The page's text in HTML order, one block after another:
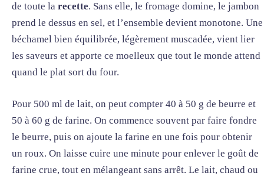
de toute la recette. Sans elle, le fromage domine, le jambon
prend le dessus en sel, et l’ensemble devient monotone. Une
béchamel bien équilibrée, légèrement muscadée, vient lier
les saveurs et apporte ce moelleux que tout le monde attend
quand le plat sort du four.
Pour 500 ml de lait, on peut compter 40 à 50 g de beurre et
50 à 60 g de farine. On commence souvent par faire fondre
le beurre, puis on ajoute la farine en une fois pour obtenir
un roux. On laisse cuire une minute pour enlever le goût de
farine crue, tout en mélangeant sans arrêt. Le lait, chaud ou